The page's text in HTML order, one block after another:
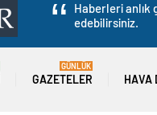
Haberleri
edebilirsiniz.
GAZETELER
GÜNLÜK
HAVA